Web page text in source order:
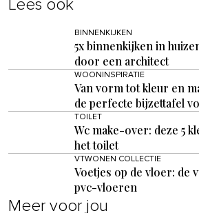
Lees ook
BINNENKIJKEN
5x binnenkijken in
door een architect
WOONINSPIRATIE
Van vorm tot kleur en
de perfecte bijzettafel
TOILET
Wc make-over: deze 5
het toilet
VTWONEN COLLECTIE
Voetjes op de vloer: de
pvc-vloeren
Meer voor jou